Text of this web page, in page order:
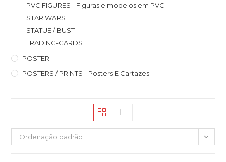
PVC FIGURES - Figuras e modelos em PVC
STAR WARS
STATUE / BUST
TRADING-CARDS
POSTER
POSTERS / PRINTS - Posters E Cartazes
Ordenação padrão